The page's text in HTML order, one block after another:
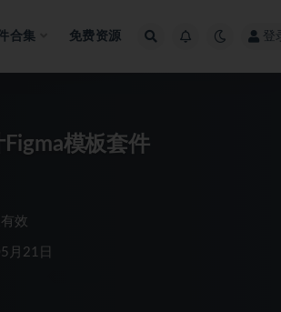
合集 免费资源 登
模板套件
效
月21日